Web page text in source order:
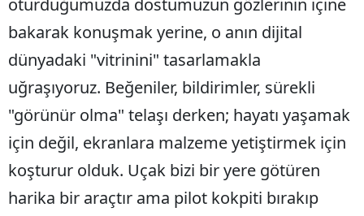
Malatya
Manisa
Kahramanmaraş
Mardin
Muğla
Muş
oturduğumuzda dostumuzun gözlerinin içine
bakarak konuşmak yerine, o anın dijital
dünyadaki "vitrinini" tasarlamakla
uğraşıyoruz. Beğeniler, bildirimler, sürekli
"görünür olma" telaşı derken; hayatı yaşamak
için değil, ekranlara malzeme yetiştirmek için
koşturur olduk. Uçak bizi bir yere götüren
harika bir araçtır ama pilot kokpiti bırakıp